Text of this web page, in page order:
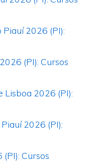
Piauí 2026 (PI):
(PI): Cursos
Lisboa 2026 (PI):
2026 (PI):
Cursos